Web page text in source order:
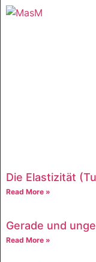
Die Elastizität
Read More »
Gerade und
Read More »